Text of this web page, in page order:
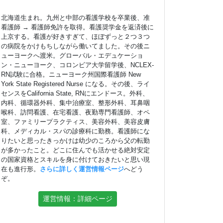
北海道生まれ。九州と中部の看護学校を卒業後、准
看護師 → 看護師免許を取得。看護奨学金を返済後に
上京する。看護が好きすぎて、ほぼずっと２つ３つ
の病院をかけもちしながら働いてました。その後ニ
ューヨークへ渡米。グローバル・エデュケーショ
ン・ニューヨーク、コロンビア大学留学後、NCLEX-
RN試験に合格。ニューヨーク州国際看護師 New
York State Registered Nurse になる。その後、ライ
センスをCalifornia State, RNにエンドース。外科、
内科、循環器外科、集中治療室、整形外科、耳鼻咽
喉科、訪問看護、在宅看護、夜勤専門看護師、オペ
室、ファミリープラクティス、美容外科、美容皮膚
科、メディカル・スパの診療科に勤務。看護師にな
りたいと思ったきっかけは幼少のころから父の転勤
が多かったこと。どこに住んでも活かせる絶対安定
の国家資格とスキルを身に付けておきたいと思い現
在も進行形。 さらに詳しく運営情報ページへどう
ぞ。
運営情報：詳細ページ